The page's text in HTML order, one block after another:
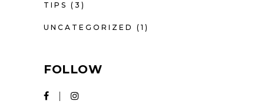
TIPS (3)
UNCATEGORIZED (1)
FOLLOW